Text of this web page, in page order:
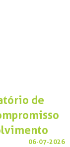
de
06-07-2026